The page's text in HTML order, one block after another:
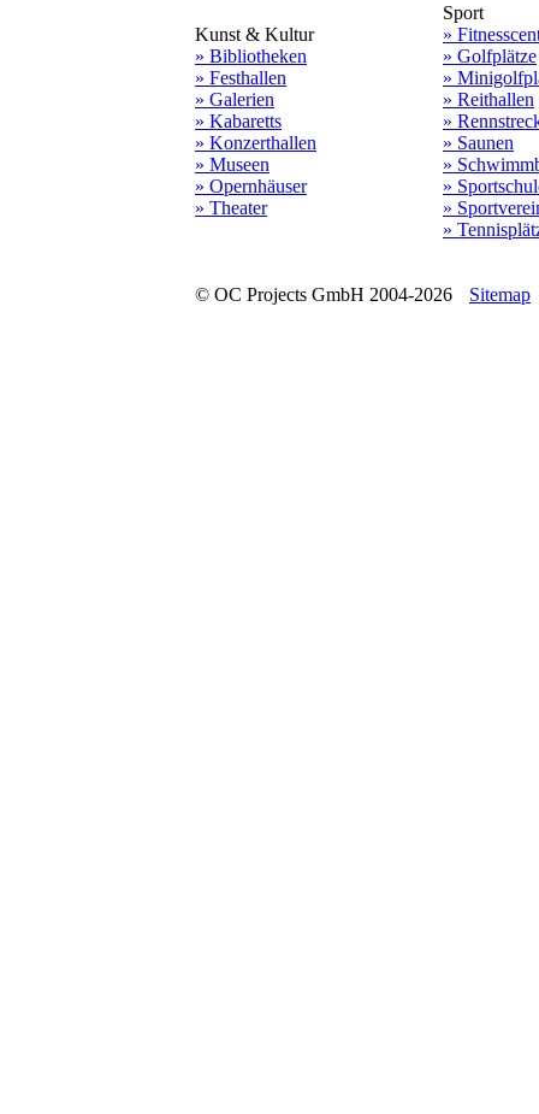
Kunst & Kultur
» Bibliotheken
» Festhallen
» Galerien
» Kabaretts
» Konzerthallen
» Museen
» Opernhäuser
» Theater
Sport
»
» Golfplätze
»
» Reithallen
»
» Saunen
»
»
»
»
© OC Projects GmbH 2004-2026 Sitemap